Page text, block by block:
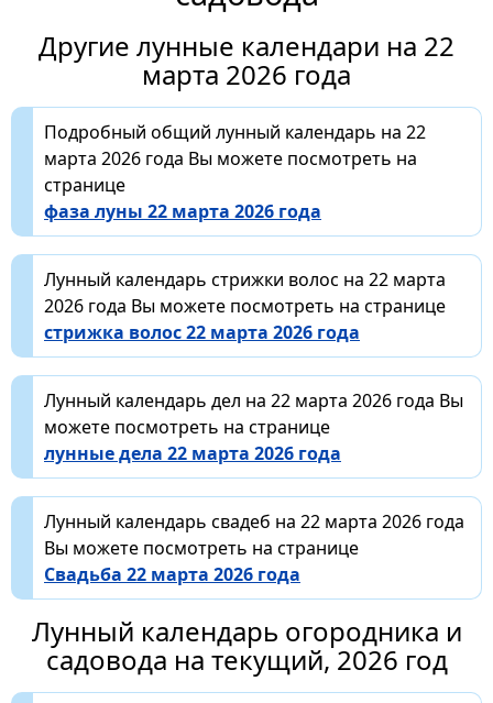
Другие лунные календари на 22
марта 2026 года
Подробный общий лунный календарь на 22
марта 2026 года Вы можете посмотреть на
странице
фаза луны 22 марта 2026 года
Лунный календарь стрижки волос на 22 марта
2026 года Вы можете посмотреть на странице
стрижка волос 22 марта 2026 года
Лунный календарь дел на 22 марта 2026 года Вы
можете посмотреть на странице
лунные дела 22 марта 2026 года
Лунный календарь свадеб на 22 марта 2026 года
Вы можете посмотреть на странице
Свадьба 22 марта 2026 года
Лунный календарь огородника и
садовода на текущий, 2026 год